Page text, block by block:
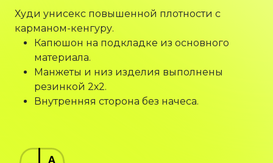
Худи унисекс повышенной плотности с
карманом-кенгуру.
Капюшон на подкладке из основного
материала.
Манжеты и низ изделия выполнены
резинкой 2х2.
Внутренняя сторона без начеса.